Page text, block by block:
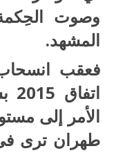
وصوت
المشهد.
الأمر إلى
طهران ترى فى